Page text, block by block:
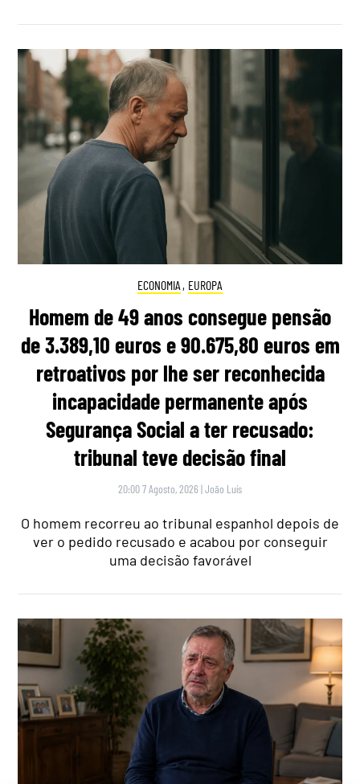
ECONOMIA , EUROPA
Homem de 49 anos consegue pensão
de 3.389,10 euros e 90.675,80 euros em
retroativos por lhe ser reconhecida
incapacidade permanente após
Segurança Social a ter recusado:
tribunal teve decisão final
20:00 7 Agosto, 2026 |João Luís
O homem recorreu ao tribunal espanhol depois de
ver o pedido recusado e acabou por conseguir
uma decisão favorável